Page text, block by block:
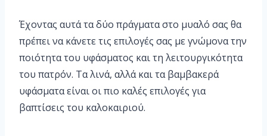
Έχοντας αυτά τα δύο πράγματα στο μυαλό σας θα
πρέπει να κάνετε τις επιλογές σας με γνώμονα την
ποιότητα του υφάσματος και τη λειτουργικότητα
του πατρόν. Τα λινά, αλλά και τα βαμβακερά
υφάσματα είναι οι πιο καλές επιλογές για
βαπτίσεις του καλοκαιριού.